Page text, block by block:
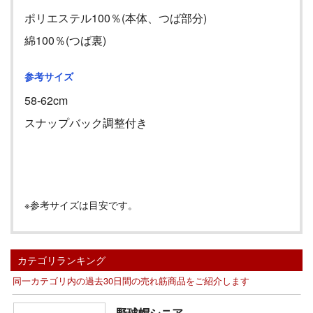
ポリエステル100％(本体、つば部分)
綿100％(つば裏)
参考サイズ
58-62cm
スナップバック調整付き
※参考サイズは目安です。
カテゴリランキング
同一カテゴリ内の過去30日間の売れ筋商品をご紹介します